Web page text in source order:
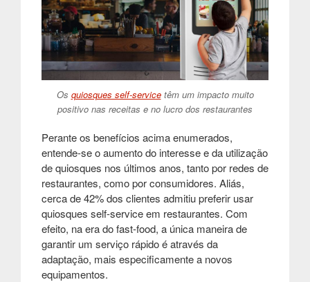
Os quiosques self-servicetêm um impacto muito
positivo nas receitas e no lucro dos restaurantes
Perante os benefícios acima enumerados,
entende-se o aumento do interesse e da utilização
de quiosques nos últimos anos, tanto por redes de
restaurantes, como por consumidores. Aliás,
cerca de 42% dos clientes admitiu preferir usar
quiosques self-service em restaurantes. Com
efeito, na era do fast-food, a única maneira de
garantir um serviço rápido é através da
adaptação, mais especificamente a novos
equipamentos.